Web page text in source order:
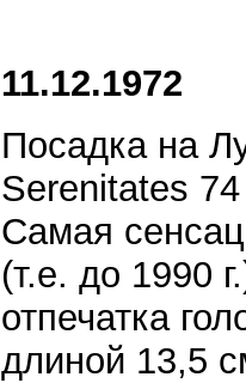
11.12.1972
Посадка на
Serenitates
Самая
(т.е. до 1990
отпечатка
длиной 13,5